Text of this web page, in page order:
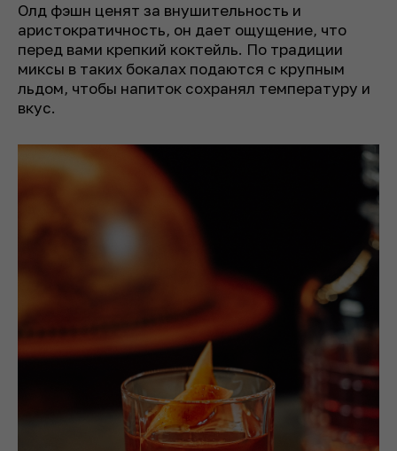
Олд фэшн ценят за внушительность и
аристократичность, он дает ощущение, что
перед вами крепкий коктейль. По традиции
миксы в таких бокалах подаются с крупным
льдом, чтобы напиток сохранял температуру и
вкус.